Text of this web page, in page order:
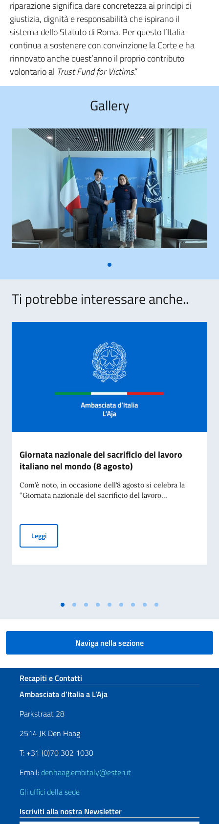
riparazione significa dare concretezza ai principi di
giustizia, dignità e responsabilità che ispirano il
sistema dello Statuto di Roma. Per questo l’Italia
continua a sostenere con convinzione la Corte e ha
rinnovato anche quest’anno il proprio contributo
volontario al Trust Fund for Victims.”
Gallery
Ti potrebbe interessare anche..
Giornata nazionale del sacrificio del lavoro
italiano nel mondo (8 agosto)
Com’è noto, in occasione dell’8 agosto si celebra la
“Giornata nazionale del sacrificio del lavoro...
LeggiGiornata nazionale del sacrificio del lavoro italiano nel
Naviga nella sezione
Sezione footer
Recapiti e Contatti
Ambasciata d’Italia a L’Aja
Parkstraat 28
2514 JK Den Haag
T: +31 (0)70 302 1030
Email: denhaag.embitaly@esteri.it
Gli uffici della sede
Iscriviti alla nostra Newsletter